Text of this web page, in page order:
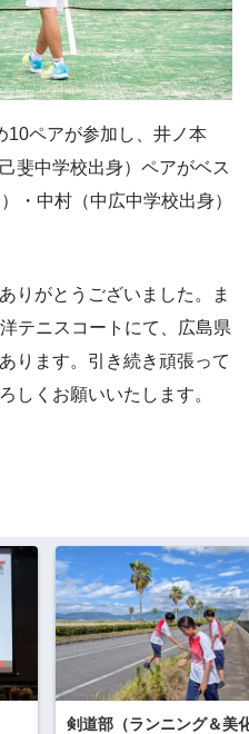
10ペアが参加し、井ノ本
斐中学校出身）ペアがベス
・中村（中広中学校出身）
りがとうございました。ま
テニスコートにて、広島県
ります。引き続き頑張って
しくお願いいたします。
剣道部（ランニング＆美